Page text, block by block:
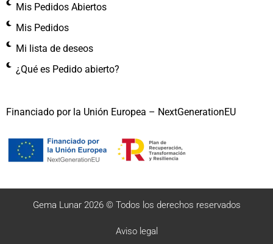
Mis Pedidos Abiertos
Mis Pedidos
Mi lista de deseos
¿Qué es Pedido abierto?
Financiado por la Unión Europea – NextGenerationEU
Gema Lunar 2026 © Todos los derechos reservados
Aviso legal